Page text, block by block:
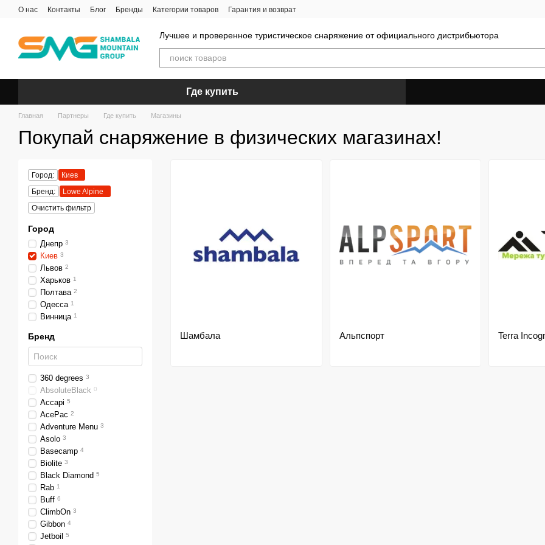
Перейти к основному контенту
О нас Контакты Блог Бренды Категории товаров Гарантия и возврат
Лучшее и проверенное туристическое снаряжение от официального дистрибьютора
Где купить
Главная Партнеры Где купить Магазины
Покупай снаряжение в физических магазинах!
Шамбала Альпспорт Terra
Город:
Киев
Бренд:
Lowe Alpine
Очистить фильтр
Город
Днепр 3
Киев 3
Львов 2
Харьков 1
Полтава 2
Одесса 1
Винница 1
Бренд
360 degrees 3
AbsoluteBlack 0
Accapi 5
AcePac 2
Adventure Menu 3
Asolo 3
Basecamp 4
Biolite 3
Black Diamond 5
Rab 1
Buff 6
ClimbOn 3
Gibbon 4
Jetboil 5